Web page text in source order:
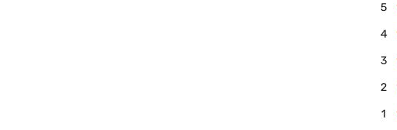
5
4
3
2
1